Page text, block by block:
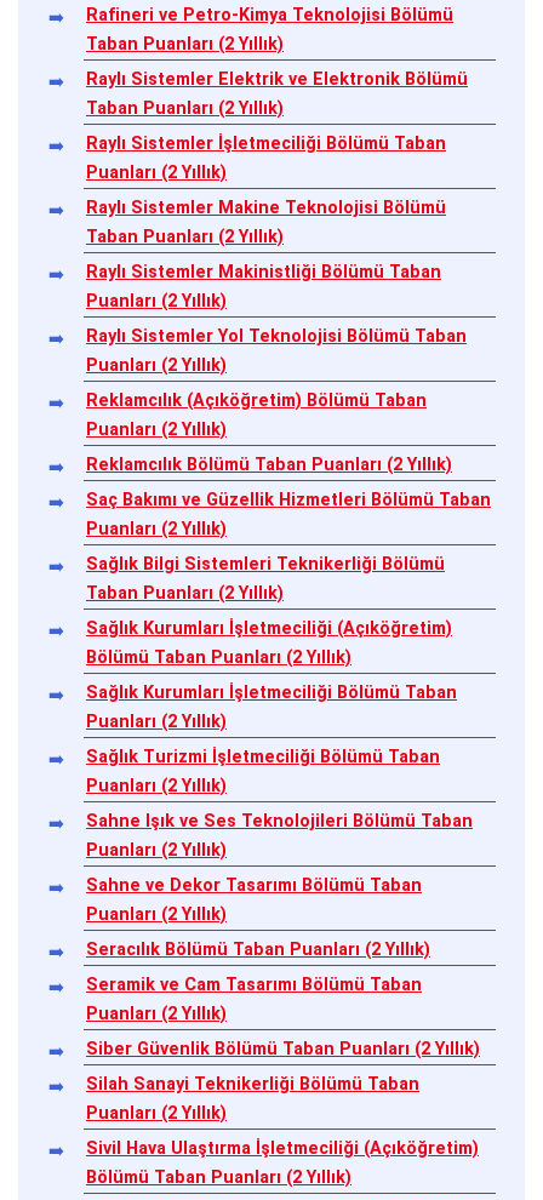
Rafineri ve Petro-Kimya Teknolojisi Bölümü
Taban Puanları (2 Yıllık)
Raylı Sistemler Elektrik ve Elektronik Bölümü
Taban Puanları (2 Yıllık)
Raylı Sistemler İşletmeciliği Bölümü Taban
Puanları (2 Yıllık)
Raylı Sistemler Makine Teknolojisi Bölümü
Taban Puanları (2 Yıllık)
Raylı Sistemler Makinistliği Bölümü Taban
Puanları (2 Yıllık)
Raylı Sistemler Yol Teknolojisi Bölümü Taban
Puanları (2 Yıllık)
Reklamcılık (Açıköğretim) Bölümü Taban
Puanları (2 Yıllık)
Reklamcılık Bölümü Taban Puanları (2 Yıllık)
Saç Bakımı ve Güzellik Hizmetleri Bölümü Taban
Puanları (2 Yıllık)
Sağlık Bilgi Sistemleri Teknikerliği Bölümü
Taban Puanları (2 Yıllık)
Sağlık Kurumları İşletmeciliği (Açıköğretim)
Bölümü Taban Puanları (2 Yıllık)
Sağlık Kurumları İşletmeciliği Bölümü Taban
Puanları (2 Yıllık)
Sağlık Turizmi İşletmeciliği Bölümü Taban
Puanları (2 Yıllık)
Sahne Işık ve Ses Teknolojileri Bölümü Taban
Puanları (2 Yıllık)
Sahne ve Dekor Tasarımı Bölümü Taban
Puanları (2 Yıllık)
Seracılık Bölümü Taban Puanları (2 Yıllık)
Seramik ve Cam Tasarımı Bölümü Taban
Puanları (2 Yıllık)
Siber Güvenlik Bölümü Taban Puanları (2 Yıllık)
Silah Sanayi Teknikerliği Bölümü Taban
Puanları (2 Yıllık)
Sivil Hava Ulaştırma İşletmeciliği (Açıköğretim)
Bölümü Taban Puanları (2 Yıllık)